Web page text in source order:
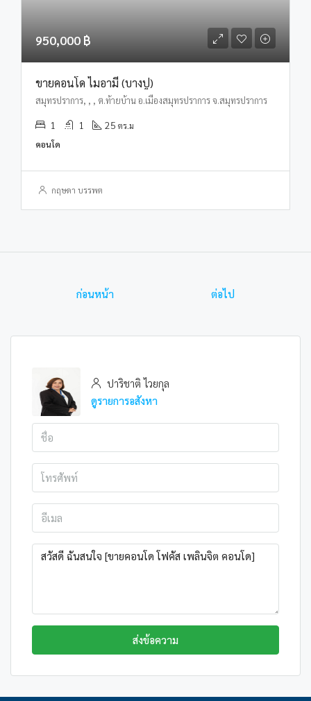
950,000 ฿
ขายคอนโด ไมอามี่ (บางปู)
สมุทรปราการ, , , ต.ท้ายบ้าน อ.เมืองสมุทรปราการ จ.สมุทรปราการ
1 1 25 ตร.ม
คอนโด
กฤษดา บรรพต
ก่อนหน้า ต่อไป
ปาริชาติ ไวยกุล
ดูรายการอสังหา
ส่งข้อความ